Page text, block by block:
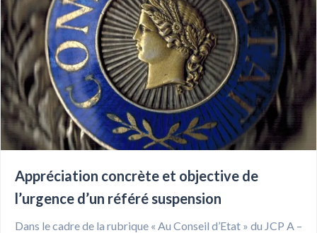
Appréciation concrète et objective de
l’urgence d’un référé suspension
Dans le cadre de la rubrique « Au Conseil d’Etat » du JCP A –